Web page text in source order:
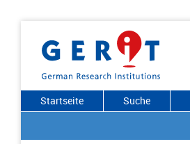
Startseite Suche